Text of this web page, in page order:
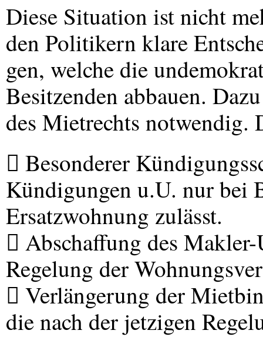
Diese Situation ist nicht
den Politikern klare
gen, welche die
Besitzenden abbauen.
des Mietrechts notwendig.
 Besonderer
Kündigungen u.U. nur bei
Ersatzwohnung zulässt.
 Abschaffung des
Regelung der
 Verlängerung der
die nach der jetzigen